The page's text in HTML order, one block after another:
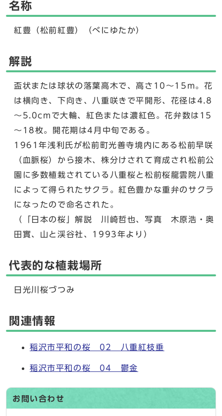
名称
紅豊（松前紅豊）（べにゆたか）
解説
盃状または球状の落葉高木で、高さ10～15m。花
は横向き、下向き、八重咲きで平開形、花径は4.8
～5.0cmで大輪、紅色または濃紅色。花弁数は15
～18枚。開花期は4月中旬である。
1961年浅利氏が松前町光善寺境内にある松前早咲
（血脈桜）から接木、株分けされて育成され松前公
園に多数植栽されている八重桜と松前桜龍雲院八重
によって得られたサクラ。紅色豊かな重弁のサクラ
になったので命名された。
（「日本の桜」解説 川崎哲也、写真 木原浩・奥
田實、山と渓谷社、1993年より）
代表的な植栽場所
日光川桜づつみ
関連情報
稲沢市平和の桜 02 八重紅枝垂
稲沢市平和の桜 04 鬱金
お問い合わせ